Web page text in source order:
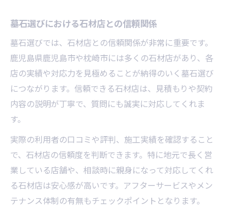
墓石選びにおける石材店との信頼関係
墓石選びでは、石材店との信頼関係が非常に重要です。
鹿児島県鹿児島市や枕崎市には多くの石材店があり、各
店の実績や対応力を見極めることが納得のいく墓石選び
につながります。信頼できる石材店は、見積もりや契約
内容の説明が丁寧で、質問にも誠実に対応してくれま
す。
実際の利用者の口コミや評判、施工実績を確認すること
で、石材店の信頼度を判断できます。特に地元で長く営
業している店舗や、相談時に親身になって対応してくれ
る石材店は安心感が高いです。アフターサービスやメン
テナンス体制の有無もチェックポイントとなります。